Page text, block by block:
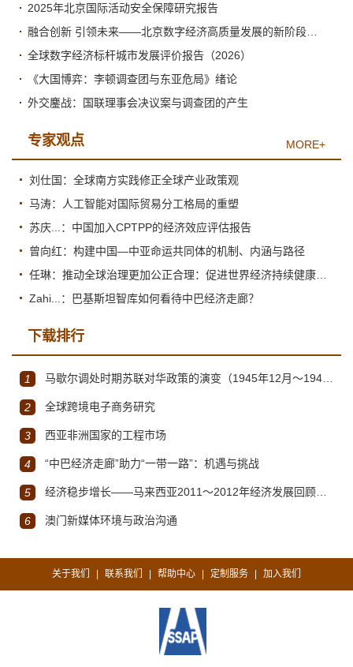
2025年北京国际活动安全保障研究报告
全球数字经济标杆城市发展评价报告（2026）
《大国博弈：李顿调查团与东亚危局》绪论
外交鏖战：国联理事会决议案与调查团的产生
专家观点 MORE+
刘仕国：全球南方实践修正全球产业政策观
马涛：人工智能对国际贸易分工格局的重塑
苏庆...：中国加入CPTPP的经济效应评估报告
曾向红：构建中国—中亚命运共同体的机制、内涵与路径
Zahi...：巴基斯坦智库如何看待中巴经济走廊？
下载排行
1 马歇尔调处时期苏联对华政策的演变（1945年12月～1947年1月）
2 全球跨境电子商务研究
3 西亚非洲国家的工程市场
4 “中巴经济走廊”助力“一带一路”：机遇与挑战
5 经济稳步增长——马来西亚2011～2012年经济发展回顾与展望
6 澳门新媒体环境与政治沟通
关于我们 联系我们 帮助中心 定制服务 加入我们